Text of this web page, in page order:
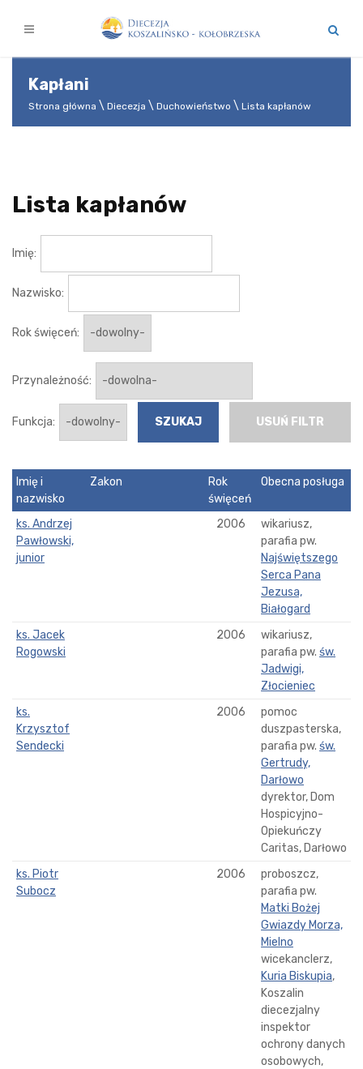
Kapłani
Strona główna Diecezja Duchowieństwo Lista kapłanów
Lista kapłanów
Imię:
Nazwisko:
Rok święceń:
Przynależność:
Funkcja: USUŃ FILTR
Imię i
nazwisko
Zakon
Rok
święceń
Obecna posługa
ks. Andrzej
Pawłowski,
junior
2006
wikariusz,
parafia pw.
Najświętszego
Serca Pana
Jezusa,
Białogard
ks. Jacek
Rogowski
2006
wikariusz,
parafia pw. św.
Jadwigi,
Złocieniec
ks.
Krzysztof
Sendecki
2006
pomoc
duszpasterska,
parafia pw. św.
Gertrudy,
Darłowo
dyrektor, Dom
Hospicyjno-
Opiekuńczy
Caritas, Darłowo
ks. Piotr
Subocz
2006
proboszcz,
parafia pw.
Matki Bożej
Gwiazdy Morza,
Mielno
wicekanclerz,
Kuria Biskupia,
Koszalin
diecezjalny
inspektor
ochrony danych
osobowych,